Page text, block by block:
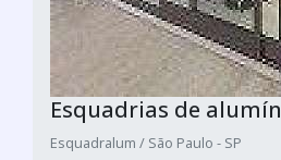
Esquadrias de
Esquadralum / São Paulo - SP